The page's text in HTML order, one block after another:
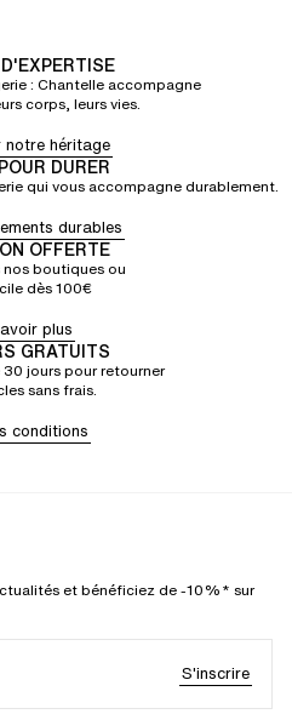
: Chantelle accompagne
corps, leurs vies.
notre héritage
DURER
qui vous accompagne durablement.
durables
OFFERTE
boutiques ou
dès 100€
plus
GRATUITS
jours pour retourner
sans frais.
conditions
et bénéficiez de -10%* sur
S'inscrire